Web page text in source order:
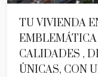
TU VIVIENDA
CALIDADES ,
ÚNICAS, CON